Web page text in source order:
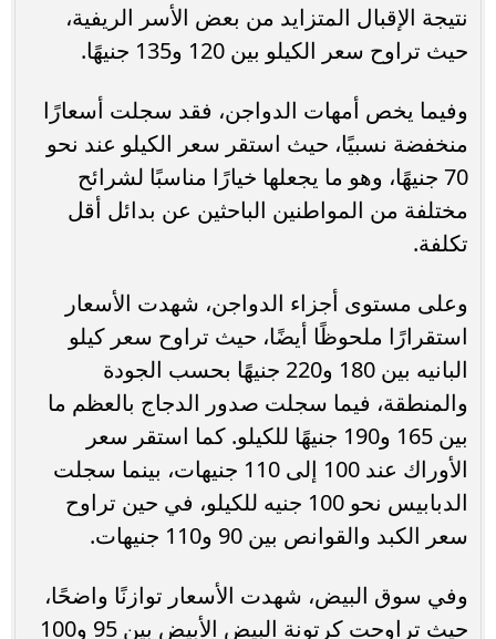
نتيجة الإقبال المتزايد من بعض الأسر الريفية،
حيث تراوح سعر الكيلو بين 120 و135 جنيهًا.
وفيما يخص أمهات الدواجن، فقد سجلت أسعارًا
منخفضة نسبيًا، حيث استقر سعر الكيلو عند نحو
70 جنيهًا، وهو ما يجعلها خيارًا مناسبًا لشرائح
مختلفة من المواطنين الباحثين عن بدائل أقل
تكلفة.
وعلى مستوى أجزاء الدواجن، شهدت الأسعار
استقرارًا ملحوظًا أيضًا، حيث تراوح سعر كيلو
البانيه بين 180 و220 جنيهًا بحسب الجودة
والمنطقة، فيما سجلت صدور الدجاج بالعظم ما
بين 165 و190 جنيهًا للكيلو. كما استقر سعر
الأوراك عند 100 إلى 110 جنيهات، بينما سجلت
الدبابيس نحو 100 جنيه للكيلو، في حين تراوح
سعر الكبد والقوانص بين 90 و110 جنيهات.
وفي سوق البيض، شهدت الأسعار توازنًا واضحًا،
حيث تراوحت كرتونة البيض الأبيض بين 95 و100